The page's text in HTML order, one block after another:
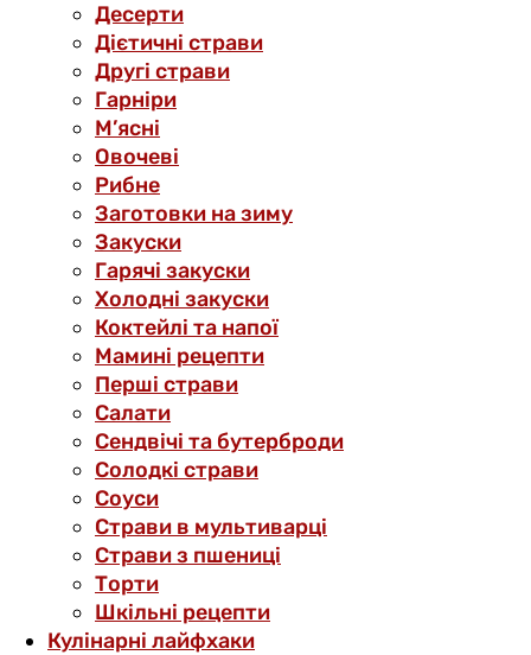
Десерти
Дієтичні страви
Другі страви
Гарніри
М’ясні
Овочеві
Рибне
Заготовки на зиму
Закуски
Гарячі закуски
Холодні закуски
Коктейлі та напої
Мамині рецепти
Перші страви
Салати
Сендвічі та бутерброди
Солодкі страви
Соуси
Страви в мультиварці
Страви з пшениці
Торти
Шкільні рецепти
Кулінарні лайфхаки